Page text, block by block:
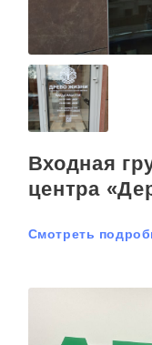
Входная
центра
Смотреть